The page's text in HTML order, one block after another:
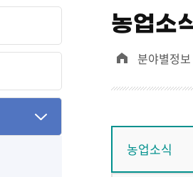
농업소
분야별정보
농업소식